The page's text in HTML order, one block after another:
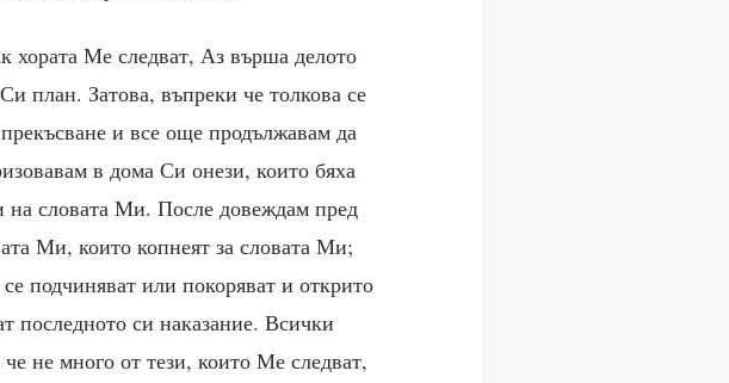
хората Ме следват, Аз върша делото
план. Затова, въпреки че толкова се
и все още продължавам да
в дома Си онези, които бяха
на словата Ми. После довеждам пред
Ми, които копнеят за словата Ми;
подчиняват или покоряват и открито
последното си наказание. Всички
не много от тези, които Ме следват,